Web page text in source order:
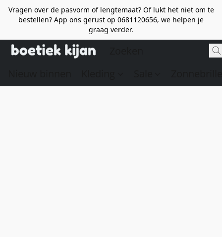
Vragen over de pasvorm of lengtemaat? Of lukt het niet om te
bestellen? App ons gerust op 0681120656, we helpen je
graag verder.